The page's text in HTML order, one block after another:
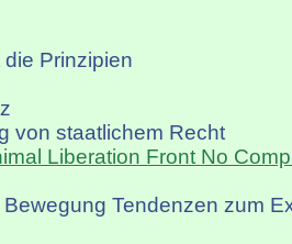
die Prinzipien
von staatlichem Recht
Liberation Front No
Tendenzen zum